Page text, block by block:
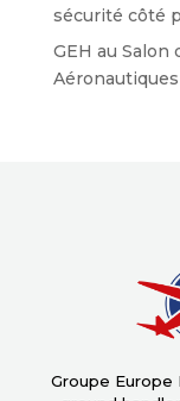
sécurité côté
GEH au
Groupe Europe